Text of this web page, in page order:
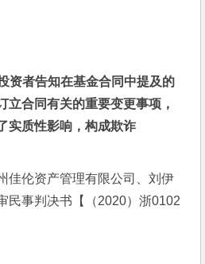
资者告知在基金合同中提及的
立合同有关的重要变更事项，
实质性影响，构成欺诈
佳伦资产管理有限公司、刘伊
民事判决书【（2020）浙0102